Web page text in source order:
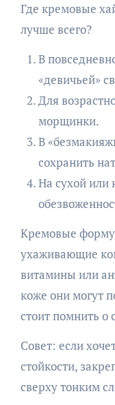
Где кремовые
лучше всего?
В
«девичьей»
Для
морщинки.
В
сохранить
На сухой или
Кремовые
ухаживающие
витамины или
коже они могут
стоит помнить о
Совет: если
стойкости,
сверху тонким